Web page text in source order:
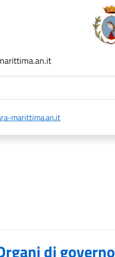
marittima.an.it
di governo